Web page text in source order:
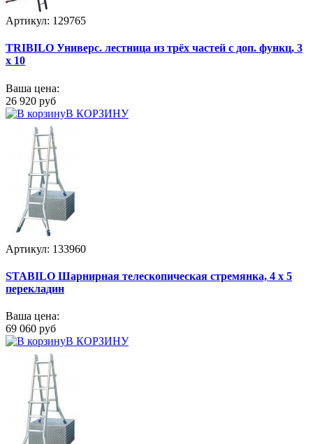
Артикул: 129765
TRIBILO Универс. лестница из трёх частей с доп. функц, 3
х 10
Ваша цена:
26 920 руб
В КОРЗИНУ
Артикул: 133960
STABILO Шарнирная телескопическая стремянка, 4 х 5
перекладин
Ваша цена:
69 060 руб
В КОРЗИНУ